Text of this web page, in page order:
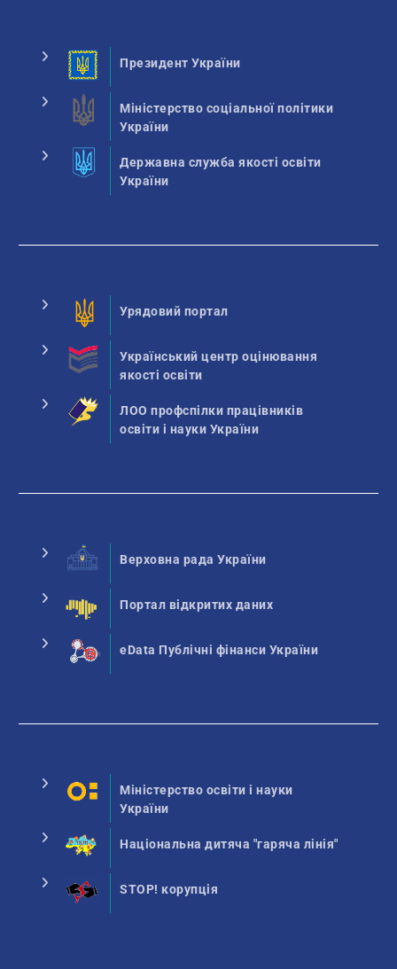
Президент України
Міністерство соціальної політики
України
Державна служба якості освіти
України
Урядовий портал
Український центр оцінювання
якості освіти
ЛОО профспілки працівників
освіти і науки України
Верховна рада України
Портал відкритих даних
eData Публічні фінанси України
Міністерство освіти і науки
України
Національна дитяча "гаряча лінія"
STOP! корупція